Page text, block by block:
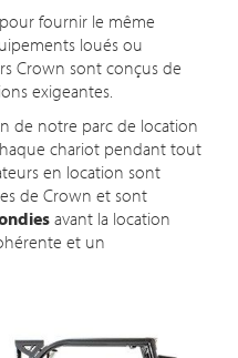
fournir le même
loués ou
Crown sont conçus de
exigeantes.
de notre parc de location
chariot pendant tout
en location sont
de Crown et sont
avant la location
et un